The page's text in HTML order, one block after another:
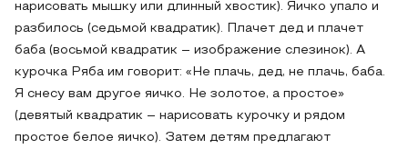
нарисовать мышку или длинный хвостик). Яичко упало и
разбилось (седьмой квадратик). Плачет дед и плачет
баба (восьмой квадратик – изображение слезинок). А
курочка Ряба им говорит: «Не плачь, дед, не плачь, баба.
Я снесу вам другое яичко. Не золотое, а простое»
(девятый квадратик – нарисовать курочку и рядом
простое белое яичко). Затем детям предлагают